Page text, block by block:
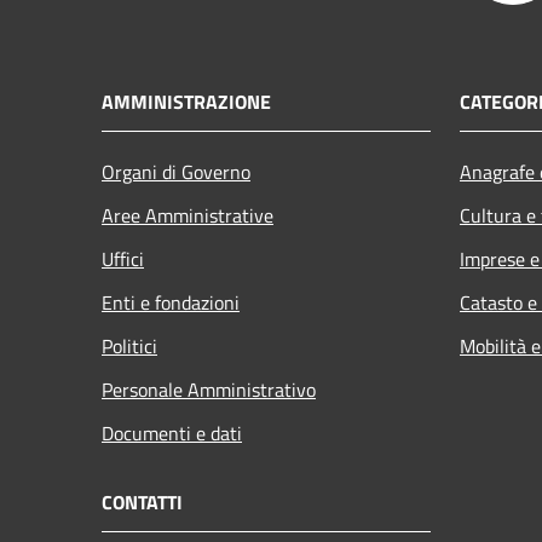
AMMINISTRAZIONE
Organi di Governo
Aree Amministrative
Uffici
Enti e fondazioni
Politici
Personale Amministrativo
Documenti e dati
Cultura
Imprese
Catasto
Mobilità
CONTATTI